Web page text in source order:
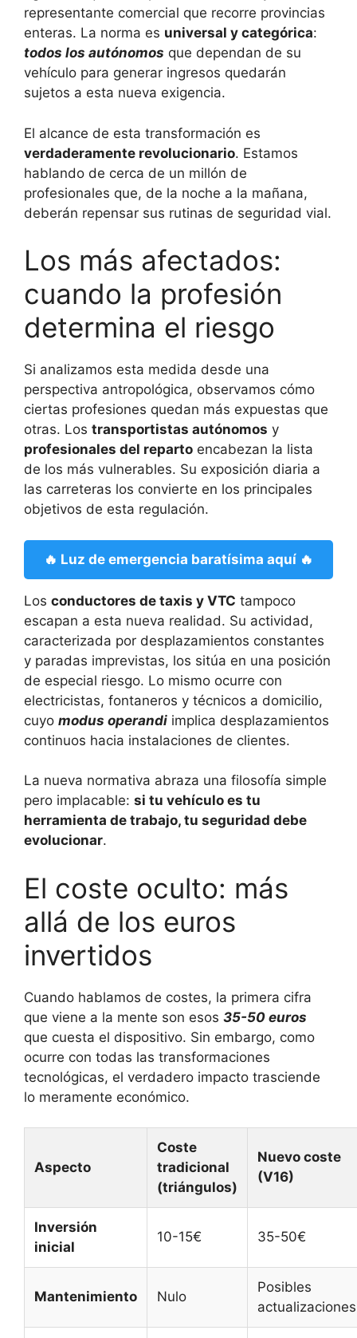
representante comercial que recorre provincias
enteras. La norma es universal y categórica:
todos los autónomos que dependan de su
vehículo para generar ingresos quedarán
sujetos a esta nueva exigencia.
El alcance de esta transformación es
verdaderamente revolucionario. Estamos
hablando de cerca de un millón de
profesionales que, de la noche a la mañana,
deberán repensar sus rutinas de seguridad vial.
Los más afectados:
cuando la profesión
determina el riesgo
Si analizamos esta medida desde una
perspectiva antropológica, observamos cómo
ciertas profesiones quedan más expuestas que
otras. Los transportistas autónomos y
profesionales del reparto encabezan la lista
de los más vulnerables. Su exposición diaria a
las carreteras los convierte en los principales
objetivos de esta regulación.
🔥 Luz de emergencia baratísima aquí 🔥
Los conductores de taxis y VTC tampoco
escapan a esta nueva realidad. Su actividad,
caracterizada por desplazamientos constantes
y paradas imprevistas, los sitúa en una posición
de especial riesgo. Lo mismo ocurre con
electricistas, fontaneros y técnicos a domicilio,
cuyo modus operandi implica desplazamientos
continuos hacia instalaciones de clientes.
La nueva normativa abraza una filosofía simple
pero implacable: si tu vehículo es tu
herramienta de trabajo, tu seguridad debe
evolucionar.
El coste oculto: más
allá de los euros
invertidos
Cuando hablamos de costes, la primera cifra
que viene a la mente son esos 35-50 euros
que cuesta el dispositivo. Sin embargo, como
ocurre con todas las transformaciones
tecnológicas, el verdadero impacto trasciende
lo meramente económico.
Aspecto
Coste
tradicional
(triángulos)
Nuevo coste
(V16)
Inversión
inicial
10-15€ 35-50€
Mantenimiento Nulo
Posibles
actualizaciones